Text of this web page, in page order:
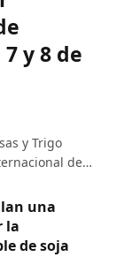
y 8 de
y Trigo
de…
una
la
de soja